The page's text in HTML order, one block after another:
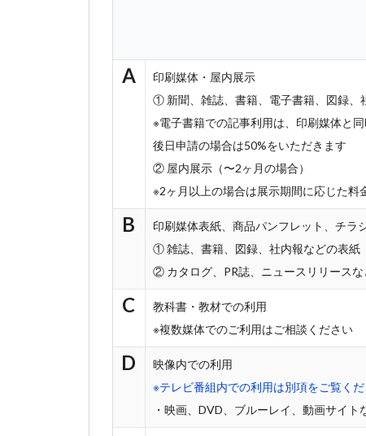
A
印刷媒体・屋内展示
① 新聞、雑誌、書籍、電子書籍、図録、
※電子書籍での記事利用は、印刷媒体と
後日申請の場合は50%をいただきます
② 屋内展示（〜2ヶ月の場合）
※2ヶ月以上の場合は展示期間に応じた料
B
印刷媒体表紙、商品パンフレット、チラ
① 雑誌、書籍、図録、社内報などの表紙
② カタログ、PR誌、ニュースリリースな
C
教科書・教材での利用
※複数媒体でのご利用はご相談ください
D
映像内での利用
※テレビ番組内での利用は別項をご覧く
・映画、DVD、ブルーレイ、動画サイト